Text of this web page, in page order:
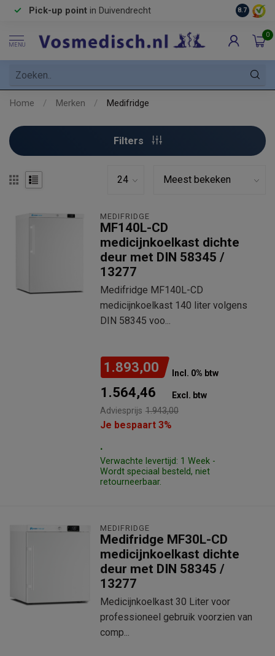
Pick-up point in Duivendrecht 8.7
MENU
0
Home / Merken / Medifridge
Filters
MEDIFRIDGE
MF140L-CD
medicijnkoelkast dichte
deur met DIN 58345 /
13277
Medifridge MF140L-CD
medicijnkoelkast 140 liter volgens
DIN 58345 voo...
1.893,00 Incl. 0% btw
1.564,46 Excl. btw
Adviesprijs 1.943,00
Je bespaart 3%
.
Verwachte levertijd: 1 Week -
Wordt speciaal besteld, niet
retourneerbaar.
MEDIFRIDGE
Medifridge MF30L-CD
medicijnkoelkast dichte
deur met DIN 58345 /
13277
Medicijnkoelkast 30 Liter voor
professioneel gebruik voorzien van
comp...